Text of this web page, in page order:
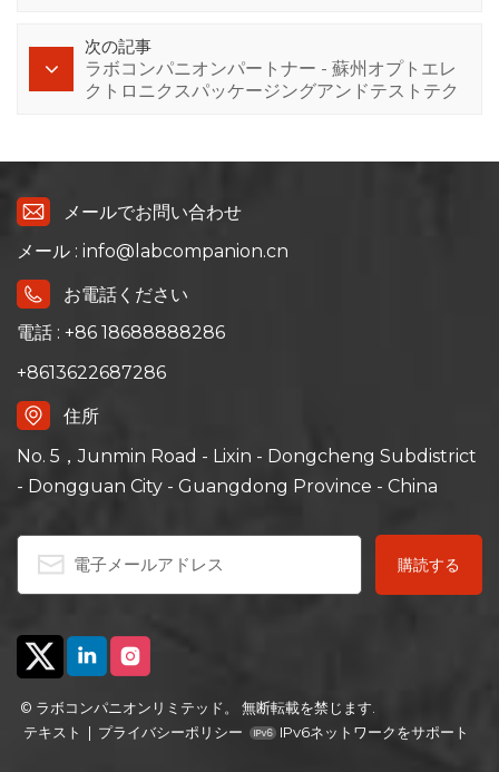
次の記事
ラボコンパニオンパートナー - 蘇州オプトエレ
クトロニクスパッケージングアンドテストテク
メールでお問い合わせ
メール : info@labcompanion.cn
お電話ください
電話 : +86 18688888286
+8613622687286
住所
No. 5，Junmin Road - Lixin - Dongcheng Subdistrict
- Dongguan City - Guangdong Province - China
© ラボコンパニオンリミテッド。 無断転載を禁じます.
テキスト
| プライバシーポリシー IPv6ネットワークをサポート